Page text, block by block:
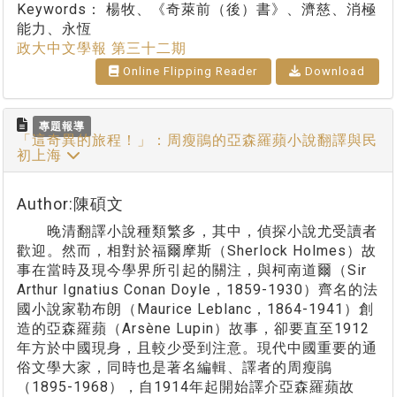
Keywords： 楊牧、《奇萊前（後）書》、濟慈、消極
能力、永恆
政大中文學報 第三十二期
Online Flipping Reader Download
專題報導
「這奇異的旅程！」：周瘦鵑的亞森羅蘋小說翻譯與民
初上海
Author:陳碩文
晚清翻譯小說種類繁多，其中，偵探小說尤受讀者
歡迎。然而，相對於福爾摩斯（Sherlock Holmes）故
事在當時及現今學界所引起的關注，與柯南道爾（Sir
Arthur Ignatius Conan Doyle，1859-1930）齊名的法
國小說家勒布朗（Maurice Leblanc，1864-1941）創
造的亞森羅蘋（Arsène Lupin）故事，卻要直至1912
年方於中國現身，且較少受到注意。現代中國重要的通
俗文學大家，同時也是著名編輯、譯者的周瘦鵑
（1895-1968），自1914年起開始譯介亞森羅蘋故